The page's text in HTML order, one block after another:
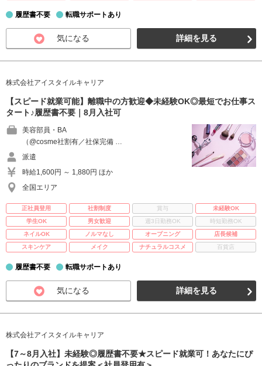
履歴書不要 転職サポートあり
気になる 詳細を見る
株式会社アイスタイルキャリア
【スピード就業可能】離職中の方歓迎◆未経験OK◎最短でお仕事ス
タート♪履歴書不要｜8月入社可
美容部員・BA
（@cosme社割有／社保完備 …
派遣
時給1,600円 ～ 1,880円 ほか
全国エリア
正社員登用 社割制度 賞与
未経験OK
学生OK
男女歓迎 週3日勤務OK
時短勤務OK
ネイルOK
ノルマなし オープニング
店長候補
スキンケア
メイク ナチュラルコスメ 百貨店
履歴書不要 転職サポートあり
気になる 詳細を見る
株式会社アイスタイルキャリア
【7～8月入社】未経験◎履歴書不要★スピード就業可！あなたにぴ